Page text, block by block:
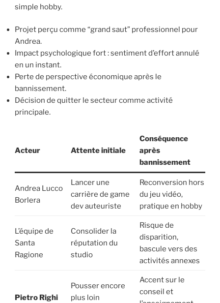
simple hobby.
Projet perçu comme “grand saut” professionnel pour
Andrea.
Impact psychologique fort : sentiment d’effort annulé
en un instant.
Perte de perspective économique après le
bannissement.
Décision de quitter le secteur comme activité
principale.
Acteur Attente initiale
Conséquence
après
bannissement
Andrea Lucco
Borlera
Lancer une
carrière de game
dev auteuriste
Reconversion hors
du jeu vidéo,
pratique en hobby
L’équipe de
Santa
Ragione
Consolider la
réputation du
studio
Risque de
disparition,
bascule vers des
activités annexes
Pietro Righi
Pousser encore
plus loin
Accent sur le
conseil et